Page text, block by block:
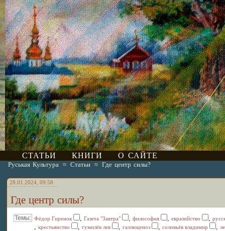
СТАТЬИ КНИГИ О САЙТЕ
Руськая Культура ≈ Статьи ≈ Где центр силы?
28.01.2024, 09:58
Где центр силы?
Фёдор Гиренок , Газета "Завтра" , философия , евразийство ,
, крестьянство , гумилёв лев , галлюценоз , соловьёв владимир ,